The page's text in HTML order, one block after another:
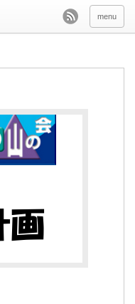
menu